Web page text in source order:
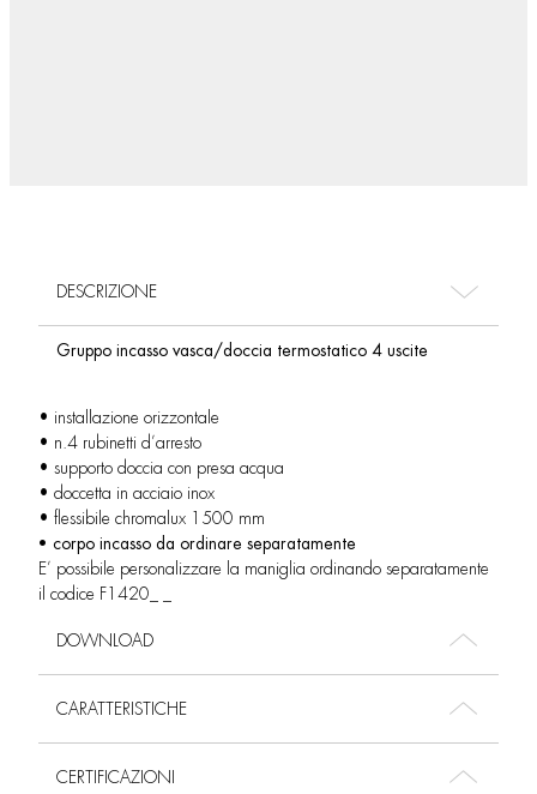
DESCRIZIONE
Gruppo incasso vasca/doccia termostatico 4 uscite
• installazione orizzontale
• n.4 rubinetti d’arresto
• supporto doccia con presa acqua
• doccetta in acciaio inox
• flessibile chromalux 1500 mm
• corpo incasso da ordinare separatamente
E’ possibile personalizzare la maniglia ordinando separatamente
il codice F1420_ _
DOWNLOAD
CARATTERISTICHE
CERTIFICAZIONI